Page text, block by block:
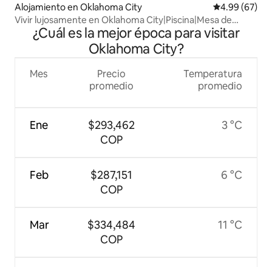
Alojamiento en Oklahoma City Calificación
4.99 (67)
Vivir lujosamente en Oklahoma City|Piscina|Mesa de
billar|Arte local
¿Cuál es la mejor época para visitar
Oklahoma City?
Mes
Ene
Feb
Mar
Precio
promedio
$293,462
COP
$287,151
COP
$334,484
COP
Temperatura
promedio
3 °C
6 °C
11 °C